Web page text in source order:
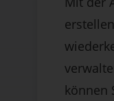
können